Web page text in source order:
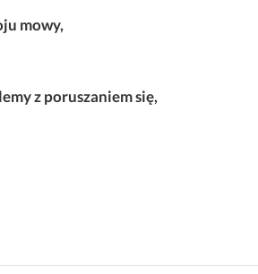
mowy,
z poruszaniem się,